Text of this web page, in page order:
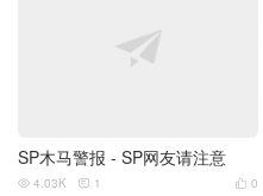
SP木马警报 - SP网友请注意
 0
 4.03K  1